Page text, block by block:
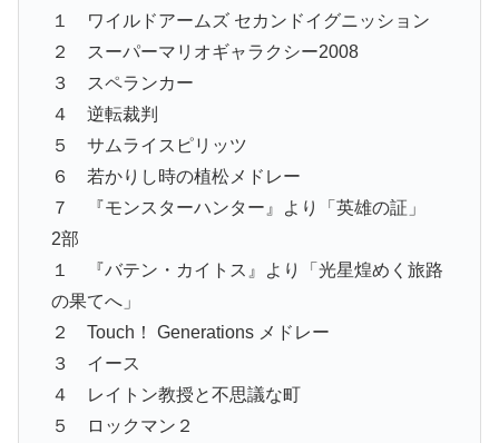
１ ワイルドアームズ セカンドイグニッション
２ スーパーマリオギャラクシー2008
３ スペランカー
４ 逆転裁判
５ サムライスピリッツ
６ 若かりし時の植松メドレー
７ 『モンスターハンター』より「英雄の証」
2部
１ 『バテン・カイトス』より「光星煌めく旅路
の果てへ」
２ Touch！ Generations メドレー
３ イース
４ レイトン教授と不思議な町
５ ロックマン２